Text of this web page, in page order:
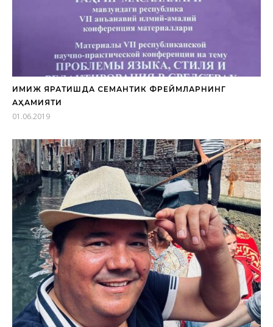
ИМИЖ ЯРАТИШДА СЕМАНТИК ФРЕЙМЛАРНИНГ
АҲАМИЯТИ
01.06.2019